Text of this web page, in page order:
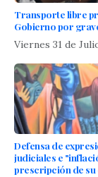
Transporte libre
Gobierno por
Viernes 31 de
Defensa de
judiciales e
prescripción de su